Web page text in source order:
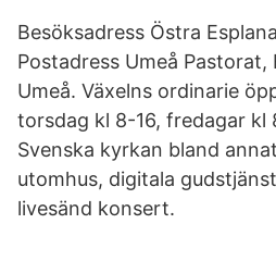
Besöksadress Östra
Postadress Umeå Pastorat,
Umeå. Växelns ordinarie
torsdag kl 8-16, fredagar kl
Svenska kyrkan bland
utomhus, digitala
livesänd konsert.